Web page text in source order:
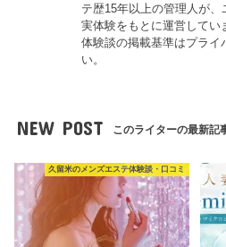
テ歴15年以上の管理人が
実体験をもとに運営してい
体験談の掲載基準はプライ
い。
NEW POST このライターの最新記
久留米のメンズエステ体験談・口コミ